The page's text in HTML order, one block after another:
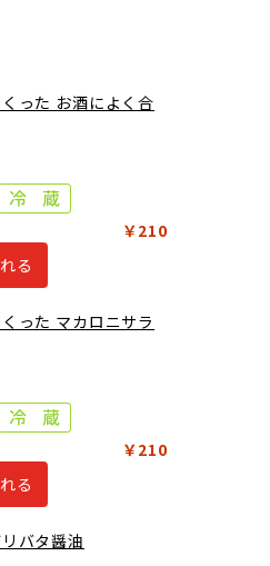
った お酒によく合
￥210
る
った マカロニサラ
￥210
る
バタ醤油